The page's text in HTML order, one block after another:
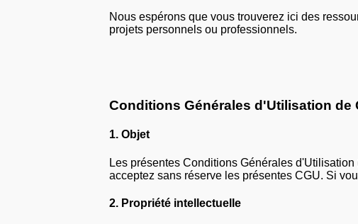
Nous espérons que vous trouverez ici des
projets personnels ou professionnels.
Conditions Générales d'Utilisation de
1.Objet
Les présentes Conditions Générales
acceptez sans réserve les présentes CGU. Si
2. Propriété intellectuelle